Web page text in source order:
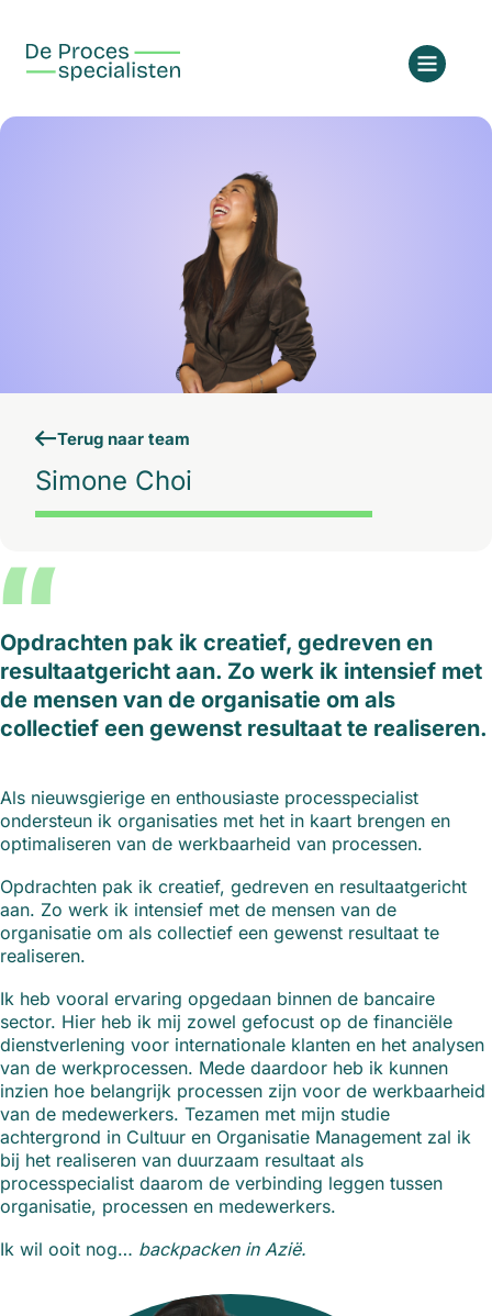
Terug naar team
Simone Choi
“
Opdrachten pak ik creatief, gedreven en
resultaatgericht aan. Zo werk ik intensief met
de mensen van de organisatie om als
collectief een gewenst resultaat te realiseren.
Als nieuwsgierige en enthousiaste processpecialist
ondersteun ik organisaties met het in kaart brengen en
optimaliseren van de werkbaarheid van processen.
Opdrachten pak ik creatief, gedreven en resultaatgericht
aan. Zo werk ik intensief met de mensen van de
organisatie om als collectief een gewenst resultaat te
realiseren.
Ik heb vooral ervaring opgedaan binnen de bancaire
sector. Hier heb ik mij zowel gefocust op de financiële
dienstverlening voor internationale klanten en het analysen
van de werkprocessen. Mede daardoor heb ik kunnen
inzien hoe belangrijk processen zijn voor de werkbaarheid
van de medewerkers. Tezamen met mijn studie
achtergrond in Cultuur en Organisatie Management zal ik
bij het realiseren van duurzaam resultaat als
processpecialist daarom de verbinding leggen tussen
organisatie, processen en medewerkers.
Ik wil ooit nog… backpacken in Azië.